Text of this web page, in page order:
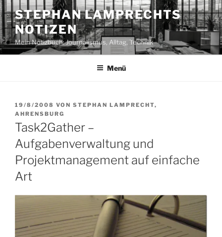
Zum
Inhalt
springen
STEPHAN LAMPRECHTS
NOTIZEN
Mein Notizbuch: Journalismus, Alltag, Technik
Menü
VERÖFFENTLICHT
AM
19/8/2008 VON STEPHAN LAMPRECHT,
AHRENSBURG
Task2Gather –
Aufgabenverwaltung und
Projektmanagement auf einfache
Art